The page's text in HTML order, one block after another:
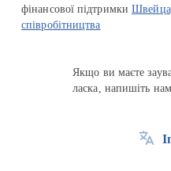
фінансової підтримки
співробітництва
Якщо ви маєте
ласка, напишіть